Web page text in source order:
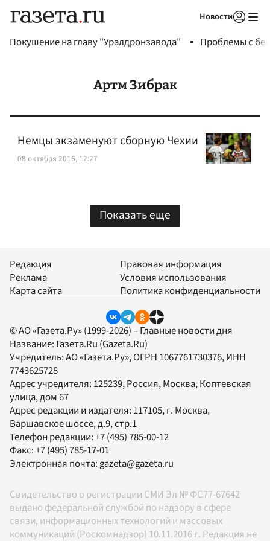
Новости
Покушение на главу "Уралдронзавода" Проблемы с
Артм Зибрак
Немцы экзаменуют сборную Чехии
08 октября 2016, 12:27
Показать еще
Редакция
Реклама
Карта сайта
Правовая информация
Условия использования
Политика конфиденциальности
© АО «Газета.Ру» (1999-2026) – Главные новости дня
Название: Газета.Ru (Gazeta.Ru)
Учредитель:АО «Газета.Ру», ОГРН 1067761730376, ИНН
7743625728
Адрес учредителя: 125239, Россия, Москва, Коптевская
улица, дом 67
Адрес редакции и издателя: 117105, г. Москва,
Варшавское шоссе, д.9, стр.1
Телефон редакции:+7 (495) 785-00-12
Факс:+7 (495) 785-17-01
Электронная почта:gazeta@gazeta.ru
Свидетельство о регистрации СМИ Эл № ФС77-67642
выдано федеральной службой по надзору в сфере
связи, информационных технологий и массовых
коммуникаций (Роскомнадзор) 10.11.2016 г. Редакция не